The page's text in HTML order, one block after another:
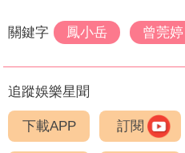
關鍵字 鳳小岳 曾莞婷
追蹤娛樂星聞
下載APP 訂閱